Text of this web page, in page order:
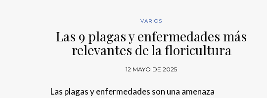
VARIOS
Las 9 plagas y enfermedades más
relevantes de la floricultura
12 MAYO DE 2025
Las plagas y enfermedades son una amenaza